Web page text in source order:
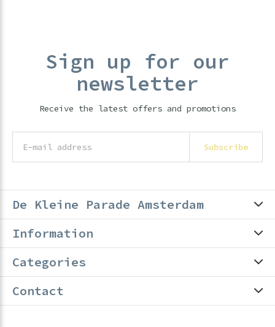
Sign up for our
newsletter
Receive the latest offers and promotions
Subscribe
De Kleine Parade Amsterdam
Information
Categories
Contact